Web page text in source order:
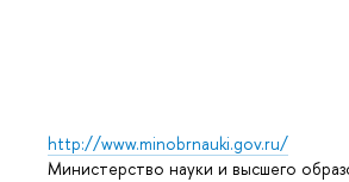
http://www.minobrnauki.gov.ru/
Министерство науки и высшего